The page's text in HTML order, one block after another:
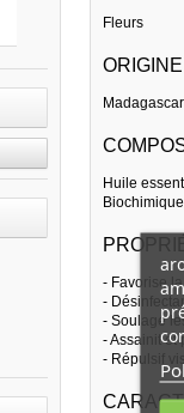
Fleurs
Huile
- Favorise
-
- Soulage
- Assainit et
- Répulsif